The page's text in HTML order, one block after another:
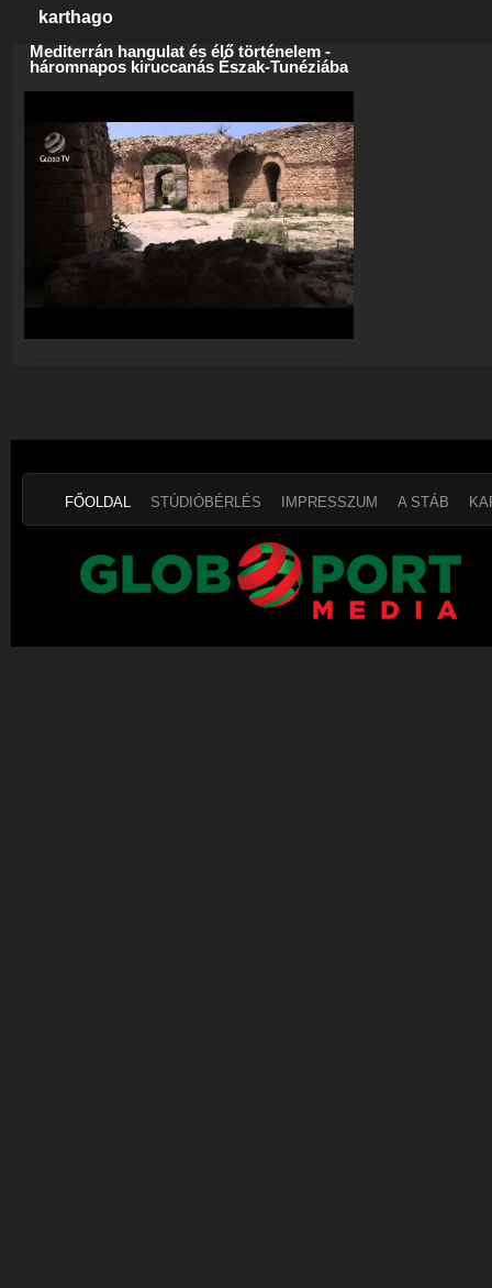
karthago
Mediterrán hangulat és élő történelem -
háromnapos kiruccanás Észak-Tunéziába
FŐOLDAL STÚDIÓBÉRLÉS IMPRESSZUM A STÁB